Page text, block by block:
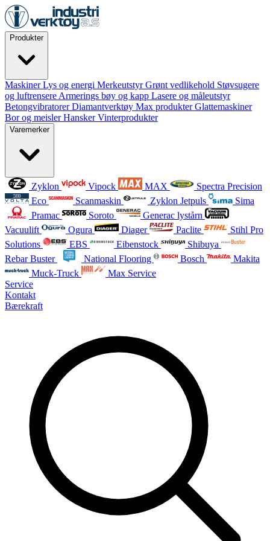
Produkter
MaskinerLys og energi MerkeutstyrGrønt vedlikehold Støvsugere
og luftrensere Armerings bøy og kapp Lasere og måleutstyr
BetongvibratorerDiamantverktøy Max produkterGlattemaskiner
Bor og meislerHanskerVinterprodukter
Varemerker
Zyklon Vipock MAX
Spectra Precision
Eco
Scanmaskin Zyklon Jetpuls
Sima
Pramac
Soroto
Generac lystårn
Vacuulift
Ogura Diager Paclite
Stihl Pro
Solutions
EBS Eibenstock
Shibuya
Rebar Buster
National Flooring Bosch
Makita
Muck-Truck
Max Service
Service
Kontakt
Bærekraft